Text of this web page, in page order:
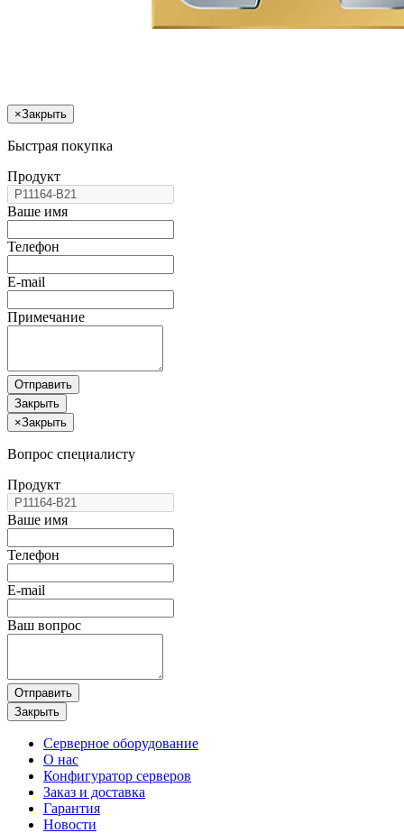
×Закрыть
Быстрая покупка
Продукт
Ваше имя
Телефон
E-mail
Примечание
Отправить
Закрыть
×Закрыть
Вопрос специалисту
Продукт
Ваше имя
Телефон
E-mail
Ваш вопрос
Отправить
Закрыть
Серверное оборудование
О нас
Конфигуратор серверов
Заказ и доставка
Гарантия
Новости